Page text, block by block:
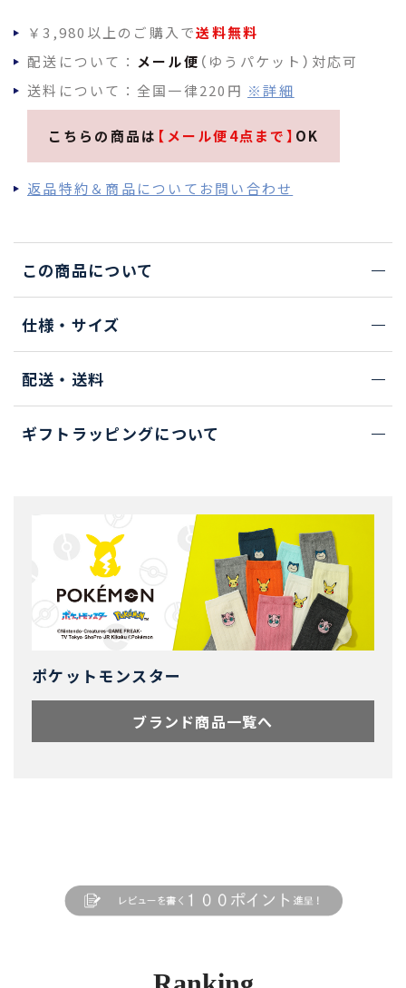
￥3,980以上のご購入で送料無料
配送について： メール便 （ゆうパケット）対応可
送料について：全国一律220円 ※詳細
こちらの商品は 【メール便4点まで】 OK
返品特約＆商品についてお問い合わせ
この商品について
仕様・サイズ
配送・送料
ギフトラッピングについて
ポケットモンスター
ブランド商品一覧へ